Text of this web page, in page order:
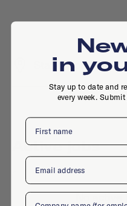
Stationsplein 45,
Active jobs
No active
in
Stay up to date and
every week.
First name
Email
Company